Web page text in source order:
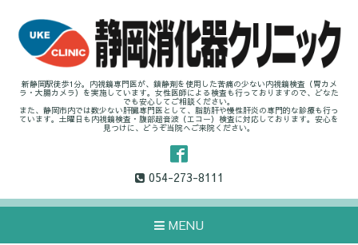
新静岡駅徒歩1分。内視鏡専門医が、鎮静剤を使用した苦痛の少ない内視鏡検査（胃カメ
ラ・大腸カメラ）を実施しています。女性医師による検査も行っておりますので、どなた
でも安心してご相談ください。
また、静岡市内では数少ない肝臓専門医として、脂肪肝や慢性肝炎の専門的な診療も行っ
ています。土曜日も内視鏡検査・腹部超音波（エコー）検査に対応しております。安心を
見つけに、どうぞ当院へご来院ください。
054-273-8111
MENU